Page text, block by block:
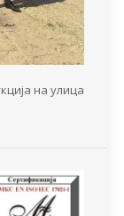
на улица